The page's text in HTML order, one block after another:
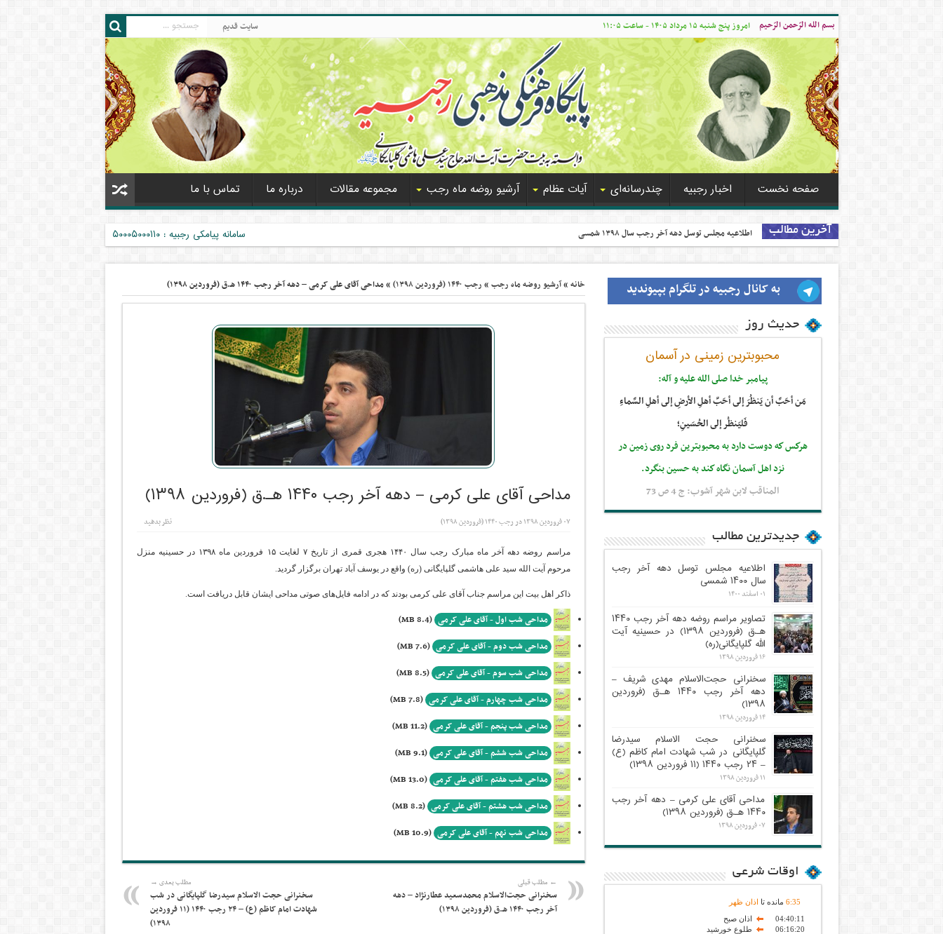
بسم الله الرّحمن الرّحیم امروز پنج شنبه ۱۵ مرداد ۱۴۰۵ - ساعت ۱۱:۰۵ سایت قدیم
صفحه نخست اخبار رجبیه چندرسانه‌ای آیات عظام آرشیو روضه ماه رجب مجموعه مقالات درباره ما تماس با ما
آخرین مطالب اطلاعیه مجلس توسل دهه آخر رجب سال ۱۳۹۸ شمسی سامانه پیامکی رجبیه : ۵۰۰۰۵۰۰۰۱۱۰
خانه »آرشیو روضه ماه رجب » رجب ۱۴۴۰ (فروردین ۱۳۹۸) »مداحی آقای علی کرمی – دهه آخر رجب ۱۴۴۰ هـ.ق (فروردین ۱۳۹۸)
مداحی آقای علی کرمی – دهه آخر رجب ۱۴۴۰ هـ.ق (فروردین ۱۳۹۸)
۰۷ فروردین ۱۳۹۸ در رجب ۱۴۴۰ (فروردین ۱۳۹۸) نظر بدهید
مراسم روضه دهه آخر ماه مبارک رجب سال ۱۴۴۰ هجری قمری از تاریخ ۷ لغایت ۱۵ فروردین ماه ۱۳۹۸ در حسینیه منزل
مرحوم آیت الله سید علی هاشمی گلپایگانی (ره) واقع در یوسف آباد تهران برگزار گردید.
ذاکر اهل بیت این مراسم جناب آقای علی کرمی بودند که در ادامه فایل‌های صوتی مداحی ایشان قابل دریافت است.
مداحی شب اول - آقای علی کرمی (8.4 MB)
مداحی شب دوم - آقای علی کرمی (7.6 MB)
مداحی شب سوم - آقای علی کرمی (8.5 MB)
مداحی شب چهارم - آقای علی کرمی (7.8 MB)
مداحی شب پنجم - آقای علی کرمی (11.2 MB)
مداحی شب ششم - آقای علی کرمی (9.1 MB)
مداحی شب هفتم - آقای علی کرمی (13.0 MB)
مداحی شب هشتم - آقای علی کرمی (8.2 MB)
مداحی شب نهم - آقای علی کرمی (10.9 MB)
← مطلب قبلی
سخنرانی حجت‌الاسلام محمدسعید عطارنژاد – دهه
آخر رجب ۱۴۴۰ هـ.ق (فروردین ۱۳۹۸)
مطلب بعدی →
سخنرانی حجت الاسلام سیدرضا گلپایگانی در شب
شهادت امام کاظم (ع) – ۲۴ رجب ۱۴۴۰ (۱۱ فروردین
۱۳۹۸)
به کانال رجبیه در تلگرام بپیوندید
حدیث روز
محبوبترین زمینی در آسمان
پيامبر خدا صلى الله عليه و آله:
مَن أحَبَّ أن يَنظُرَ إلى أحَبِّ أهلِ الأرضِ إلى أهلِ السَّماءِ
فَليَنظُر إلى الحُسَينِ؛
هركس كه دوست دارد به محبوبترين فرد روى زمين در
نزد اهل آسمان نگاه كند به حسين بنگرد.
المناقب لابن شهر آشوب: ج 4 ص 73
جدیدترین مطالب
اطلاعیه مجلس توسل دهه آخر رجب
سال ۱۴۰۰ شمسی
۰۱ اسفند ۱۴۰۰
تصاویر مراسم روضه دهه آخر رجب ۱۴۴۰
هـ.ق (فروردین ۱۳۹۸) در حسینیه آیت
الله گلپایگانی(ره)
۱۶ فروردین ۱۳۹۸
سخنرانی حجت‌الاسلام مهدی شریف –
دهه آخر رجب ۱۴۴۰ هـ.ق (فروردین
۱۳۹۸)
۱۴ فروردین ۱۳۹۸
سخنرانی حجت الاسلام سیدرضا
گلپایگانی در شب شهادت امام کاظم (ع)
– ۲۴ رجب ۱۴۴۰ (۱۱ فروردین ۱۳۹۸)
۱۱ فروردین ۱۳۹۸
مداحی آقای علی کرمی – دهه آخر رجب
۱۴۴۰ هـ.ق (فروردین ۱۳۹۸)
۰۷ فروردین ۱۳۹۸
اوقات شرعی
6:35 مانده تا اذان ظهر
04:40:11
اذان صبح
06:16:20
طلوع خورشید